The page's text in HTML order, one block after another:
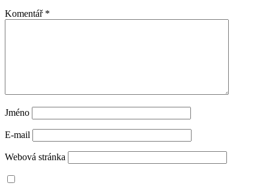
Komentář *
Jméno
E-mail
Webová stránka